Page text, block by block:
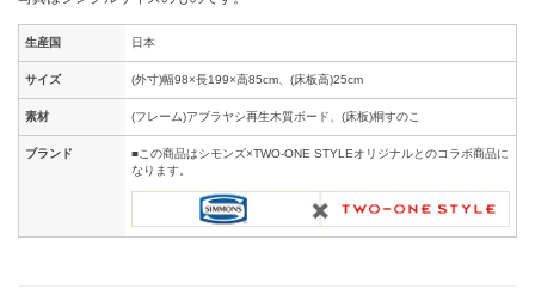
生産国 日本
サイズ (外寸)幅98×長199×高85cm、(床板高)25cm
素材 (フレーム)アブラヤシ再生木質ボード、(床板)桐すのこ
ブランド
■この商品はシモンズ×TWO-ONE STYLEオリジナルとのコラボ商品に
なります。